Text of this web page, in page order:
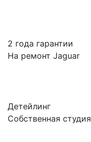
2 года гарантии
На ремонт Jaguar
Детейлинг
Собственная студия